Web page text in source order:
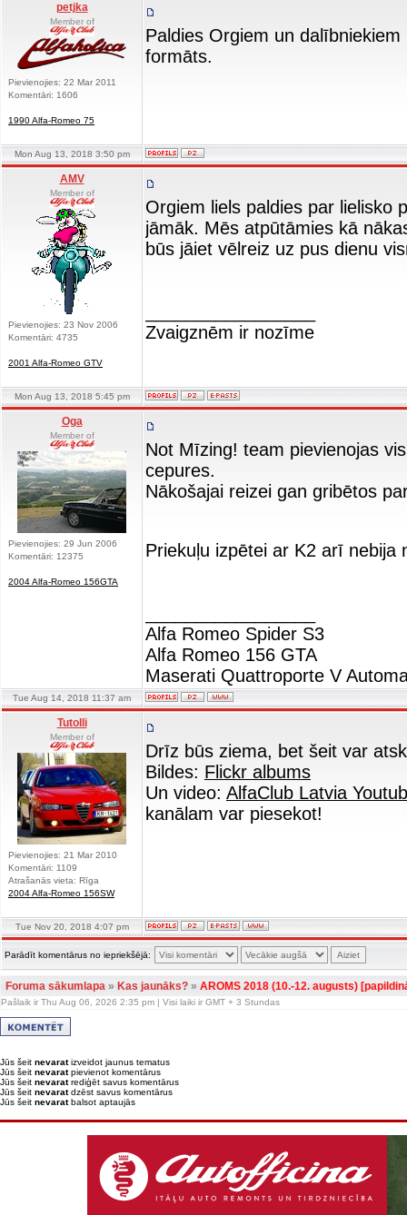
petjka
Member of
Pievienojies: 22 Mar 2011
Komentāri: 1606
1990 Alfa-Romeo 75
Paldies Orgiem un
formāts.
Mon Aug 13, 2018 3:50 pm
AMV
Member of
Pievienojies: 23 Nov 2006
Komentāri: 4735
2001 Alfa-Romeo GTV
Orgiem liels paldies par lielisko
jāmāk. Mēs atpūtāmies kā
būs jāiet vēlreiz uz pus dienu
Zvaigznēm ir nozīme
Mon Aug 13, 2018 5:45 pm
Oga
Member of
Pievienojies: 29 Jun 2006
Komentāri: 12375
2004 Alfa-Romeo 156GTA
Not Mīzing! team pievienojas
cepures.
Nākošajai reizei gan gribētos
Priekuļu izpētei ar K2 arī
Alfa Romeo Spider S3
Alfa Romeo 156 GTA
Maserati Quattroporte V
Tue Aug 14, 2018 11:37 am
Tutolli
Member of
Pievienojies: 21 Mar 2010
Komentāri: 1109
Atrašanās vieta: Rīga
2004 Alfa-Romeo 156SW
Drīz būs ziema, bet šeit var
Bildes: Flickr albums
Un video: AlfaClub Latvia
kanālam var piesekot!
Tue Nov 20, 2018 4:07 pm
Parādīt komentārus no iepriekšējā:
Foruma sākumlapa»Kas jaunāks?»AROMS 2018 (10.-12. augusts)
Pašlaik ir Thu Aug 06, 2026 2:35 pm | Visi laiki ir GMT + 3 Stundas
Jūs šeit nevaratizveidot jaunus tematus
Jūs šeit nevaratpievienot komentārus
Jūs šeit nevaratrediģēt savus komentārus
Jūs šeit nevaratdzēst savus komentārus
Jūs šeit nevaratbalsot aptaujās